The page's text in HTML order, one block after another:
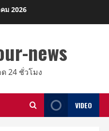
ม 2026
news
24 ชั่วโมง
VIDEO